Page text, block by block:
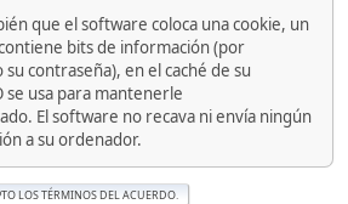
que el software coloca una cookie, un
bits de información (por
contraseña), en el caché de su
se usa para mantenerle
El software no recava ni envía ningún
a su ordenador.